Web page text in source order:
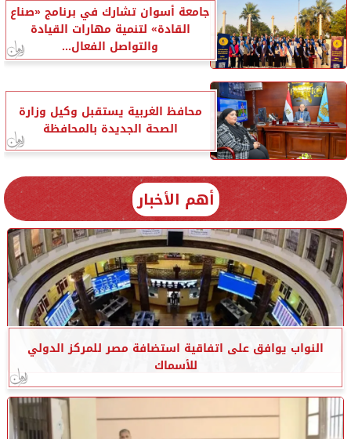
جامعة أسوان تشارك في برنامج «صناع
القادة» لتنمية مهارات القيادة
والتواصل الفعال...
محافظ الغربية يستقبل وكيل وزارة
الصحة الجديدة بالمحافظة
أهم الأخبار
النواب يوافق على اتفاقية استضافة مصر للمركز الدولي
للأسماك